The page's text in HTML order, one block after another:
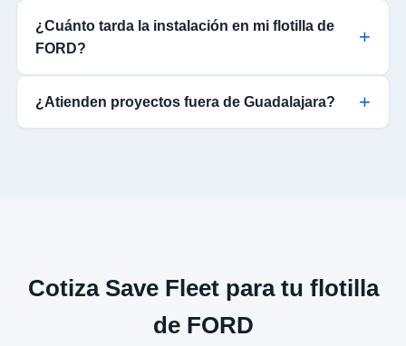
¿Cuánto tarda la instalación en mi flotilla de
FORD?
¿Atienden proyectos fuera de Guadalajara?
Cotiza Save Fleet para tu flotilla
de FORD